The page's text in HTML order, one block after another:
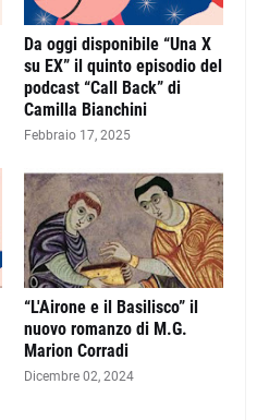
Da oggi disponibile “Una X
su EX” il quinto episodio del
podcast “Call Back” di
Camilla Bianchini
Febbraio 17, 2025
“L'Airone e il Basilisco” il
nuovo romanzo di M.G.
Marion Corradi
Dicembre 02, 2024